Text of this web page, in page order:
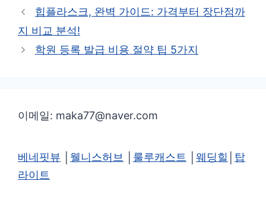
테
고
리
힙플라스크, 완벽 가이드: 가격부터 장단점까
지 비교 분석!
학원 등록 발급 비용 절약 팁 5가지
이메일: maka77@naver.com
베네핏뷰 웰니스허브 룰루캐스트 웨딩힐
탑
라이트